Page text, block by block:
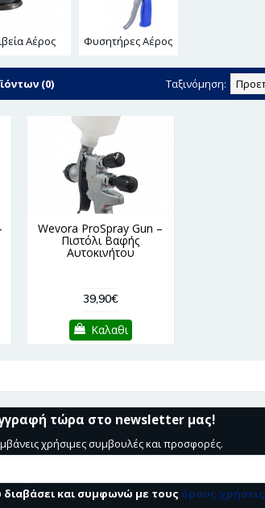
Αέρος Φυσητήρες Αέρος
(0) Ταξινόμηση:
Wevora ProSpray Gun –
Πιστόλι Βαφής
Αυτοκινήτου
39,90€
Καλαθι
τώρα στο newsletter μας!
χρήσιμες συμβουλές και προσφορές.
και συμφωνώ με τους όρους χρήσεις